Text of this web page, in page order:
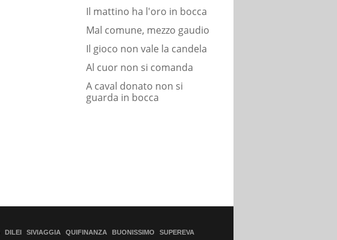
Il mattino ha l'oro in bocca
Mal comune, mezzo gaudio
Il gioco non vale la candela
Al cuor non si comanda
A caval donato non si
guarda in bocca
DILEI SIVIAGGIA QUIFINANZA BUONISSIMO SUPEREVA